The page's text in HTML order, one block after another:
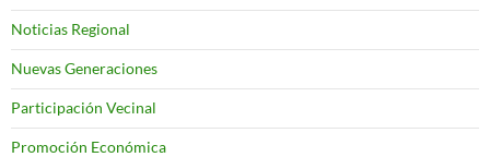
Noticias Regional
Nuevas Generaciones
Participación Vecinal
Promoción Económica